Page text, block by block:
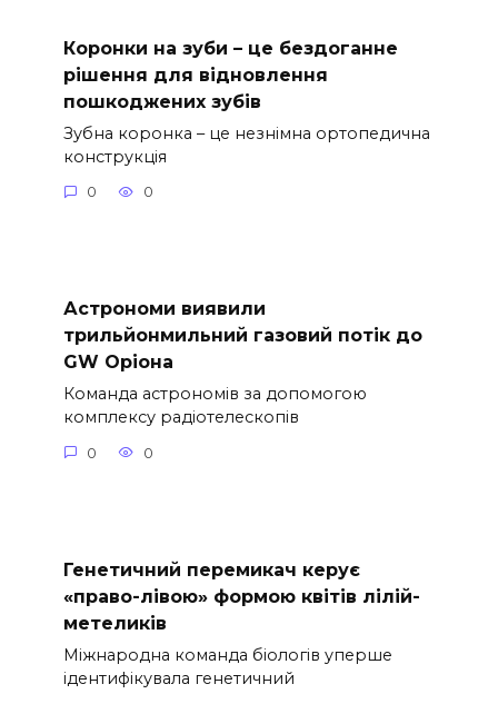
Коронки на зуби – це бездоганне
рішення для відновлення
пошкоджених зубів
Зубна коронка – це незнімна ортопедична
конструкція
0 0
Астрономи виявили
трильйонмильний газовий потік до
GW Оріона
Команда астрономів за допомогою
комплексу радіотелескопів
0 0
Генетичний перемикач керує
«право-лівою» формою квітів лілій-
метеликів
Міжнародна команда біологів уперше
ідентифікувала генетичний